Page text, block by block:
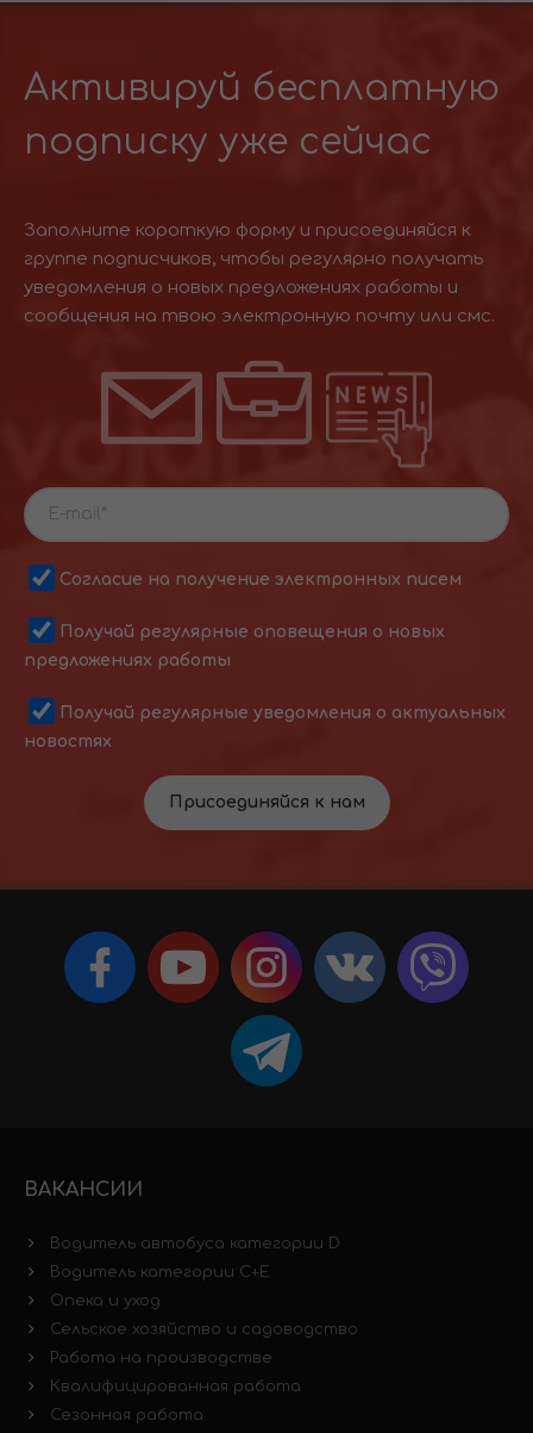
Активируй бесплатную
подписку уже сейчас
Заполните короткую форму и присоединяйся к
группе подписчиков, чтобы регулярно получать
уведомления о новых предложениях работы и
сообщения на твою электронную почту или смс.
Согласие на получение электронных писем
Получай регулярные оповещения о новых
предложениях работы
Получай регулярные уведомления о актуальных
новостях
Присоединяйся к нам
ВАКАНСИИ
Водитель автобуса категории D
Водитель категории C+E
Опека и уход
Сельское хозяйство и садоводство
Работа на производстве
Квалифицированная работа
Сезонная работа